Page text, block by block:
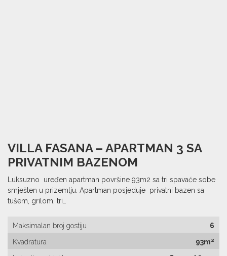
VILLA FASANA – APARTMAN 3 SA
PRIVATNIM BAZENOM
Luksuzno uređen apartman površine 93m2 sa tri spavaće sobe
smješten u prizemlju. Apartman posjeduje privatni bazen sa
tušem, grilom, tri…
Maksimalan broj gostiju
6
Kvadratura
93m²